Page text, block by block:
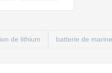
de lithium batterie de